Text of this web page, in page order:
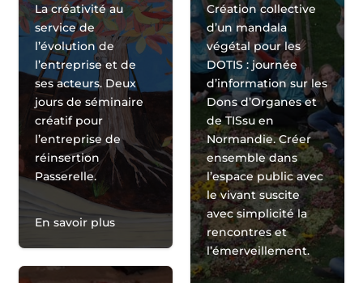
La créativité au
service de
l’évolution de
l’entreprise et de
ses acteurs. Deux
jours de séminaire
créatif pour
l’entreprise de
réinsertion
Passerelle.
En savoir plus
Création collective
d’un mandala
végétal pour les
DOTIS : journée
d’information sur les
Dons d’Organes et
de TISsu en
Normandie. Créer
ensemble dans
l’espace public avec
le vivant suscite
avec simplicité la
rencontres et
l’émerveillement.